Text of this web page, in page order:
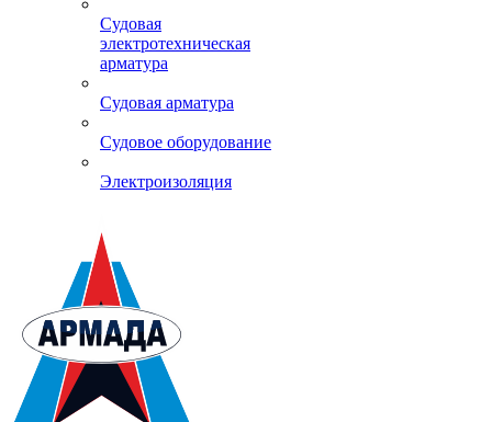
Судовая
электротехническая
арматура
Судовая арматура
Судовое оборудование
Электроизоляция